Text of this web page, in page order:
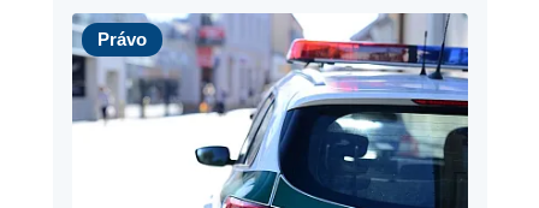
Právo
Právo